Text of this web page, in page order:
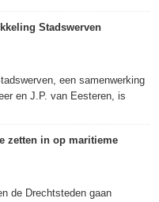
Stadswerven
een samenwerking
en J.P. van Eesteren, is
zetten in op maritieme
de Drechtsteden gaan